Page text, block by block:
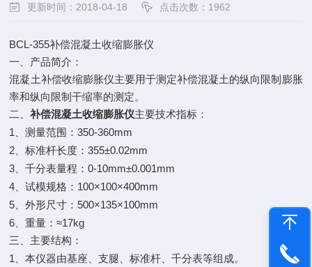
更新时间：2018-04-18 点击次数：1962
BCL-355补偿混凝土收缩膨胀仪
一、产品简介：
混凝土补偿收缩膨胀仪主要用于测定补偿混凝土的纵向限制膨胀
率和纵向限制干缩率的测定。
二、补偿混凝土收缩膨胀仪主要技术指标：
1 、测量范围：350-360mm
2 、标准杆长度：355±0.02mm
3 、千分表量程：0-10mm±0.001mm
4 、试模规格： 100×100×400mm
5 、外形尺寸：500×135×100mm
6 、重量：≈17kg
三、主要结构：
1 、本仪器由基座、支腿、标准杆、千分表等组成。